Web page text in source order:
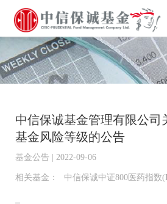
中信保诚基金管理有限公司
基金风险等级的公告
基金公告 | 2022-09-06
相关基金：